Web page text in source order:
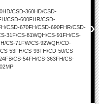
CSD-360HD/CSD-
CSD-600FHR/CSD-
CSD-670FH/CSD-690FHR/CSD-
31F/CS-81WQH/CS-91FH/CS-
CS-71FW/CS-92WQH/CD-
53FH/CS-93FH/CD-50/CS-
CS-54FH/CS-363FH/CS-